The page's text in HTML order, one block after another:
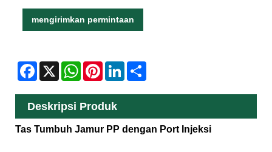
mengirimkan permintaan
Facebook
X WhatsAppPinterestLinkedIn
Deskripsi Produk
Tas Tumbuh Jamur PP dengan Port Injeksi